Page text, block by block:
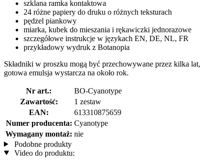
szklana ramka kontaktowa
24 różne papiery do druku o różnych teksturach
pędzel piankowy
miarka, kubek do mieszania i rękawiczki jednorazowe
szczegółowe instrukcje w językach EN, DE, NL, FR
przykładowy wydruk z Botanopia
Składniki w proszku mogą być przechowywane przez kilka lat,
gotowa emulsja wystarcza na około rok.
Nr art.:
BO-Cyanotype
Zawartość:
1 zestaw
EAN:
613310875659
Numer producenta: Cyanotype
Wymagany montaż: nie
Podobne produkty
Video do produktu: